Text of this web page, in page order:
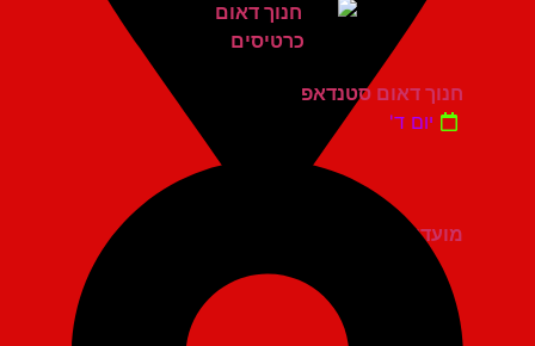
מועדון הגריי יהוד
חנוך דאום סטנדאפ
יום ד'